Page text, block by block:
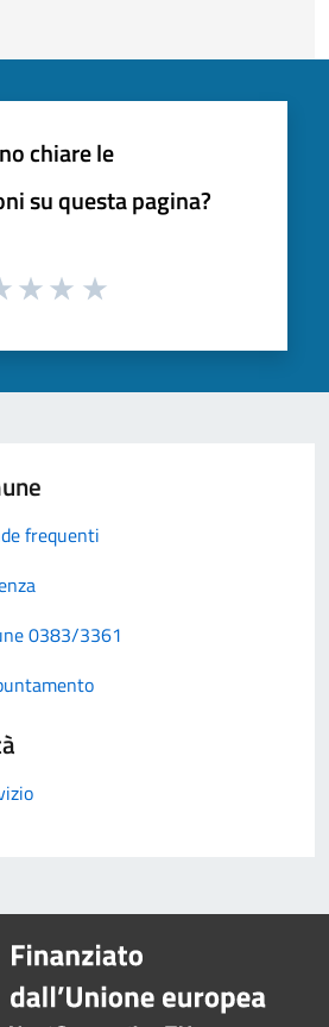
chiare le
su questa pagina?
frequenti
0383/3361